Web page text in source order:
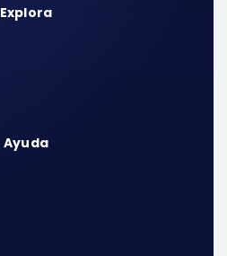
Explora
Ayuda